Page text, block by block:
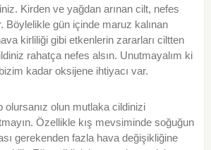
Kirden ve yağdan arınan cilt, nefes
Böylelikle gün içinde maruz kalınan
kirliliği gibi etkenlerin zararları ciltten
rahatça nefes alsın. Unutmayalım ki
kadar oksijene ihtiyacı var.
olursanız olun mutlaka cildinizi
Özellikle kış mevsiminde soğuğun
gerekenden fazla hava değişikliğine